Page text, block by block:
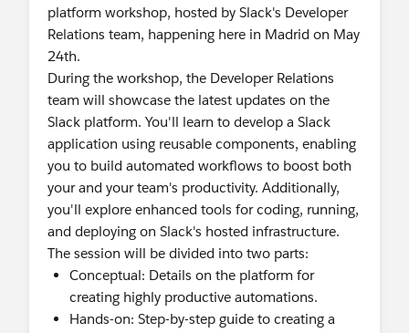
platform workshop, hosted by Slack's Developer
Relations team, happening here in Madrid on May
24th.
During the workshop, the Developer Relations
team will showcase the latest updates on the
Slack platform. You'll learn to develop a Slack
application using reusable components, enabling
you to build automated workflows to boost both
your and your team's productivity. Additionally,
you'll explore enhanced tools for coding, running,
and deploying on Slack's hosted infrastructure.
The session will be divided into two parts:
Conceptual: Details on the platform for
creating highly productive automations.
Hands-on: Step-by-step guide to creating a